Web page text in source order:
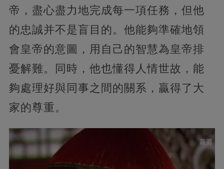
帝，盡心盡力地完成每一項任務，但他
的忠誠并不是盲目的。他能夠準確地領
會皇帝的意圖，用自己的智慧為皇帝排
憂解難。同時，他也懂得人情世故，能
夠處理好與同事之間的關系，贏得了大
家的尊重。